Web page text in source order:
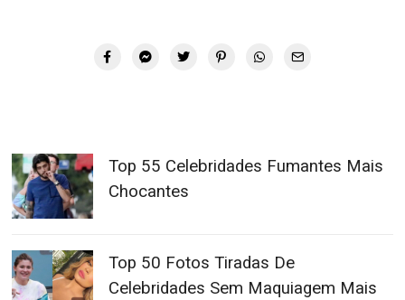
Top 55 Celebridades Fumantes Mais
Chocantes
Top 50 Fotos Tiradas De
Celebridades Sem Maquiagem Mais